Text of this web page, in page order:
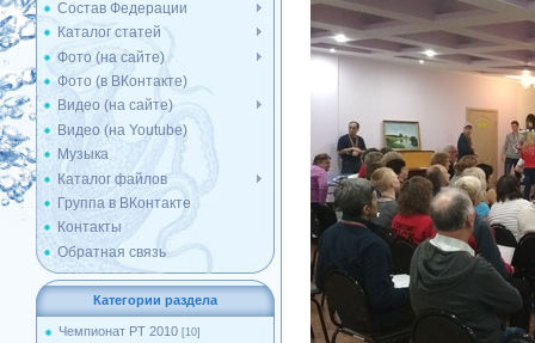
Состав Федерации
Каталог статей
Фото (на сайте)
Фото (в ВКонтакте)
Видео (на сайте)
Видео (на Youtube)
Музыка
Каталог файлов
Группа в ВКонтакте
Контакты
Обратная связь
Категории раздела
Чемпионат РТ 2010 [10]